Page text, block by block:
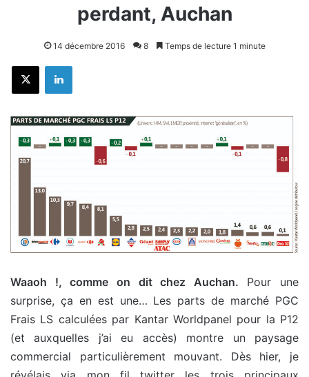
perdant, Auchan
14 décembre 2016 8 Temps de lecture 1 minute
X Linkedin
Waaoh !, comme on dit chez Auchan. Pour une
surprise, ça en est une… Les parts de marché PGC
Frais LS calculées par Kantar Worldpanel pour la P12
(et auxquelles j’ai eu accès) montre un paysage
commercial particulièrement mouvant. Dès hier, je